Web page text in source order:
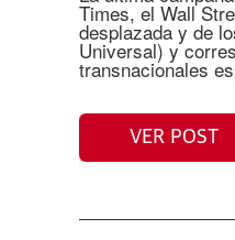
Times, el Wall
desplazada y de
Universal) y
transnacionales
VER POST